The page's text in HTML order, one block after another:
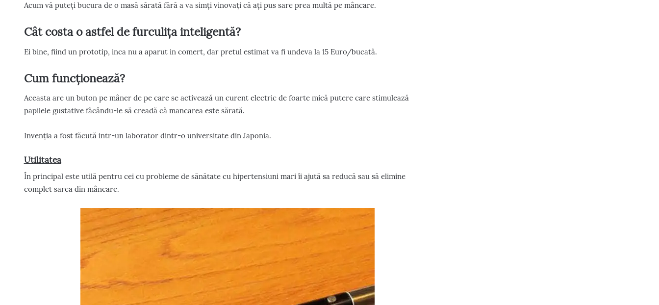
Acum vă puteți bucura de o masă sărată fără a va simți vinovați că ați pus sare prea multă pe mâncare.
Cât costa o astfel de furculița inteligentă?
Ei bine, fiind un prototip, inca nu a aparut in comert, dar pretul estimat va fi undeva la 15 Euro/bucată.
Cum funcționează?
Aceasta are un buton pe mâner de pe care se activează un curent electric de foarte mică putere care stimulează
papilele gustative făcându-le să creadă că mancarea este sărată.
Invenția a fost făcută intr-un laborator dintr-o universitate din Japonia.
Utilitatea
În principal este utilă pentru cei cu probleme de sănătate cu hipertensiuni mari îi ajută sa reducă sau să elimine
complet sarea din mâncare.